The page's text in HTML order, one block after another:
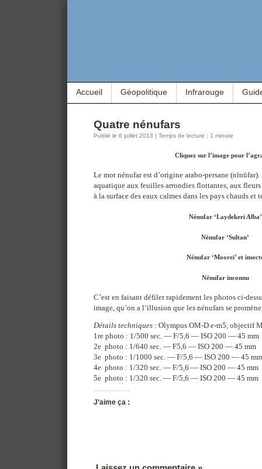
Accueil Géopolitique Infrarouge
Quatre nénufars
Publié le 6 juillet 2013 | Temps de lecture : 1 minute
Cliquez sur l’image pour
Le mot nénufar est d’origine arabo-persane
aquatique aux feuilles arrondies flottantes, aux
à la surface des eaux calmes dans les pays chauds et
Nénufar ‘Laydekeri Alba’
Nénufar ‘Sultan’
Nénufar ‘Moorei’ et
Nénufar inconnu
C’est en faisant défiler rapidement les photos ci-
image, qu’on a l’illusion que les nénufars se
Détails techniques : Olympus OM-D e-m5, objectif
1re photo : 1/500 sec. — F/5,6 — ISO 200 — 45 mm
2e photo : 1/640 sec. — F5,6 — ISO 200 — 45 mm
3e photo : 1/1000 sec. — F/5,6 — ISO 200 — 45 mm
4e photo : 1/320 sec. — F/5,6 — ISO 200 — 45 mm
5e photo : 1/320 sec. — F/5,6 — ISO 200 — 45 mm
J’aime ça :